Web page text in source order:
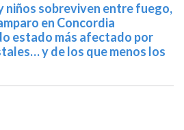
niños sobreviven entre fuego,
en Concordia
estado más afectado por
y de los que menos los